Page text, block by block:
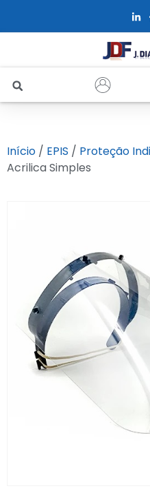
Sobre
Entrar /
Início / EPIS / Proteção
Acrilica Simples